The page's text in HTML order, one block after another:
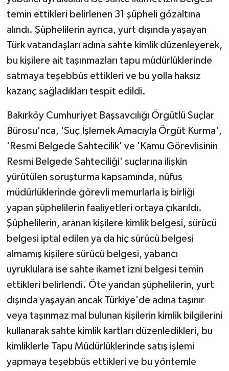
temin ettikleri belirlenen 31 şüpheli gözaltına
alındı. Şüphelilerin ayrıca, yurt dışında yaşayan
Türk vatandaşları adına sahte kimlik düzenleyerek,
bu kişilere ait taşınmazları tapu müdürlüklerinde
satmaya teşebbüs ettikleri ve bu yolla haksız
kazanç sağladıkları tespit edildi.
Bakırköy Cumhuriyet Başsavcılığı Örgütlü Suçlar
Bürosu'nca, 'Suç İşlemek Amacıyla Örgüt Kurma',
'Resmi Belgede Sahtecilik' ve 'Kamu Görevlisinin
Resmi Belgede Sahteciliği' suçlarına ilişkin
yürütülen soruşturma kapsamında, nüfus
müdürlüklerinde görevli memurlarla iş birliği
yapan şüphelilerin faaliyetleri ortaya çıkarıldı.
Şüphelilerin, aranan kişilere kimlik belgesi, sürücü
belgesi iptal edilen ya da hiç sürücü belgesi
almamış kişilere sürücü belgesi, yabancı
uyruklulara ise sahte ikamet izni belgesi temin
ettikleri belirlendi. Öte yandan şüphelilerin, yurt
dışında yaşayan ancak Türkiye'de adına taşınır
veya taşınmaz mal bulunan kişilerin kimlik bilgilerini
kullanarak sahte kimlik kartları düzenledikleri, bu
kimliklerle Tapu Müdürlüklerinde satış işlemi
yapmaya teşebbüs ettikleri ve bu yöntemle